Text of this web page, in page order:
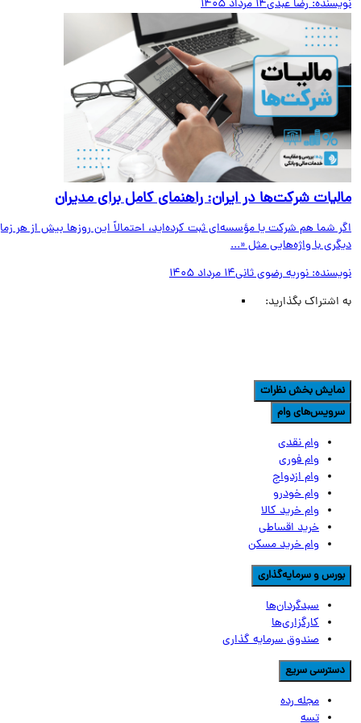
رضا عبدی14 مرداد 1405
شرکت‌ها در ایران: راهنمای کامل برای مدیران
شما هم شرکت یا مؤسسه‌ای ثبت کرده‌اید، احتمالاً این روزها بیش از هر زمان
با واژه‌هایی مثل «...
نوریه رضوی ثانی14 مرداد 1405
اشتراک بگذارید:
بخش نظرات
وام
وام نقدی
وام فوری
وام ازدواج
وام خودرو
وام خرید کالا
خرید اقساطی
وام خرید مسکن
و سرمایه‌گذاری
سبدگردان‌ها
کارگزاری‌ها
صندوق سرمایه گذاری
سریع
مجله رده
تسه